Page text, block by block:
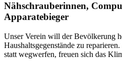
Nähschrauberinnen,
Apparatebieger
Unser Verein will der Bevölkerung
Haushaltsgegenstände zu
statt wegwerfen, freuen sich das